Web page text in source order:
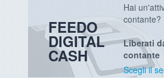
FEEDO
DIGITAL
CASH
Hai
contante?
Liberati
contante
Scegli il